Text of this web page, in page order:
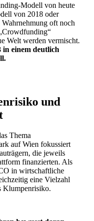
Modell von heute
von 2018 oder
oft noch
Welt werden vermischt.
in einem deutlich
und
Thema
auf Wien fokussiert
die jeweils
finanzierten. Als
in wirtschaftliche
eine Vielzahl
Klumpenrisiko.